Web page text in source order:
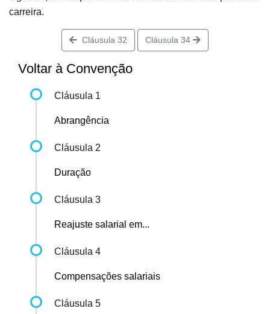
carreira.
Cláusula 32 Cláusula 34
Voltar à Convenção
Cláusula 1
Abrangência
Cláusula 2
Duração
Cláusula 3
Reajuste salarial em...
Cláusula 4
Compensações salariais
Cláusula 5